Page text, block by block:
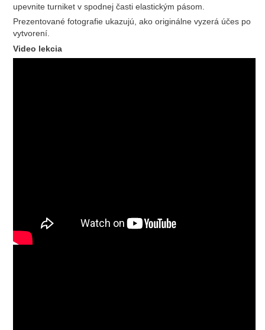
upevnite turniket v spodnej časti elastickým pásom.
Prezentované fotografie ukazujú, ako originálne vyzerá účes po
vytvorení.
Video lekcia